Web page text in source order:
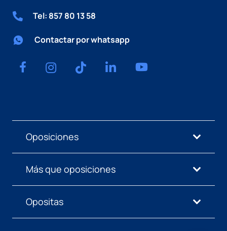
Tel: 857 80 13 58
Contactar por whatsapp
Oposiciones
Más que oposiciones
Opositas